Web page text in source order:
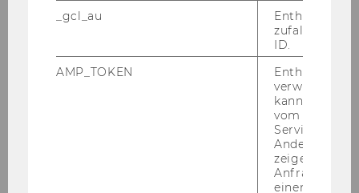
Mitteilungsblatt vom 28.
Juli 2021, 49. Stück
August 2021
Mitteilungsblatt vom 04.
August 2021, 50. Stück
Mitteilungsblatt vom 11.
August 2021, 51. Stück
Mitteilungsblatt vom 18.
_gcl_au
Enthält eine
ID.
AMP_TOKEN
Enthält ein
verwendet
kann, um
vom AMP-
Service
Andere
zeigen Opt-
Anfrage im
einen Fehler